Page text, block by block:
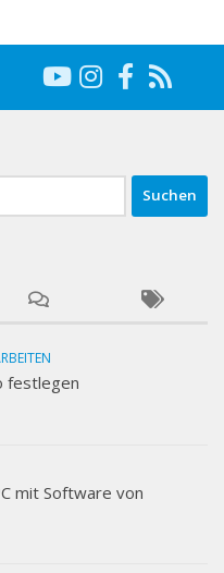
festlegen
mit Software von